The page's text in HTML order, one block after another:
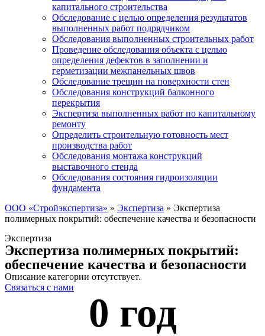
капитального строительства
Обследование с целью определения результатов
выполненных работ подрядчиком
Обследования выполненных строительных работ
Проведение обследования объекта с целью
определения дефектов в заполнении и
герметизации межпанельных швов
Обследование трещин на поверхности стен
Обследования конструкций балконного
перекрытия
Экспертиза выполненных работ по капитальному
ремонту
Определить строительную готовность мест
производства работ
Обследования монтажа конструкций
выставочного стенда
Обследования состояния гидроизоляции
фундамента
ООО «Стройэкспертиза» » Экспертиза » Экспертиза
полимерных покрытий: обеспечение качества и безопасности
Экспертиза
Экспертиза полимерных покрытий:
обеспечение качества и безопасности
Описание категории отсутствует.
Связаться с нами
0 год